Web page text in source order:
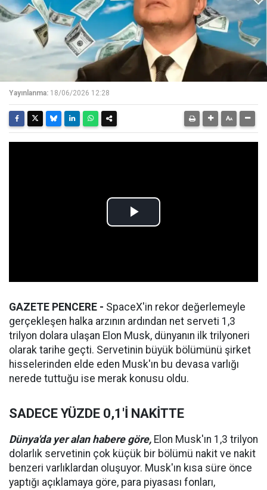
Yayınlanma: 18/06/2026 12:28
GAZETE PENCERE - SpaceX'in rekor değerlemeyle
gerçekleşen halka arzının ardından net serveti 1,3
trilyon dolara ulaşan Elon Musk, dünyanın ilk trilyoneri
olarak tarihe geçti. Servetinin büyük bölümünü şirket
hisselerinden elde eden Musk'ın bu devasa varlığı
nerede tuttuğu ise merak konusu oldu.
SADECE YÜZDE 0,1'İ NAKİTTE
Dünya'da yer alan habere göre, Elon Musk'ın 1,3 trilyon
dolarlık servetinin çok küçük bir bölümü nakit ve nakit
benzeri varlıklardan oluşuyor. Musk'ın kısa süre önce
yaptığı açıklamaya göre, para piyasası fonları,